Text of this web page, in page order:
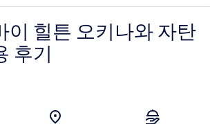
이 힐튼 오키나와 자탄
후기